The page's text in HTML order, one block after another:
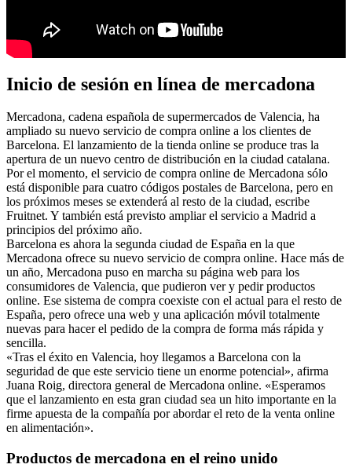
Inicio de sesión en línea de mercadona
Mercadona, cadena española de supermercados de Valencia, ha
ampliado su nuevo servicio de compra online a los clientes de
Barcelona. El lanzamiento de la tienda online se produce tras la
apertura de un nuevo centro de distribución en la ciudad catalana.
Por el momento, el servicio de compra online de Mercadona sólo
está disponible para cuatro códigos postales de Barcelona, pero en
los próximos meses se extenderá al resto de la ciudad, escribe
Fruitnet. Y también está previsto ampliar el servicio a Madrid a
principios del próximo año.
Barcelona es ahora la segunda ciudad de España en la que
Mercadona ofrece su nuevo servicio de compra online. Hace más de
un año, Mercadona puso en marcha su página web para los
consumidores de Valencia, que pudieron ver y pedir productos
online. Ese sistema de compra coexiste con el actual para el resto de
España, pero ofrece una web y una aplicación móvil totalmente
nuevas para hacer el pedido de la compra de forma más rápida y
sencilla.
«Tras el éxito en Valencia, hoy llegamos a Barcelona con la
seguridad de que este servicio tiene un enorme potencial», afirma
Juana Roig, directora general de Mercadona online. «Esperamos
que el lanzamiento en esta gran ciudad sea un hito importante en la
firme apuesta de la compañía por abordar el reto de la venta online
en alimentación».
Productos de mercadona en el reino unido